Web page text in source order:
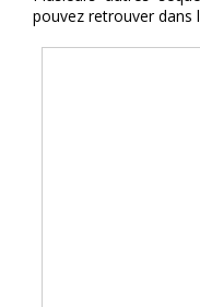
pouvez retrouver dans